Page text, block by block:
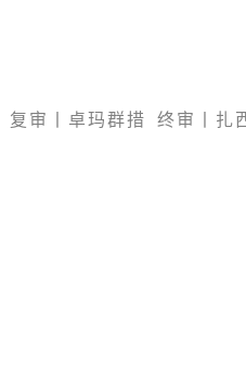
复审丨卓玛群措 终审丨扎